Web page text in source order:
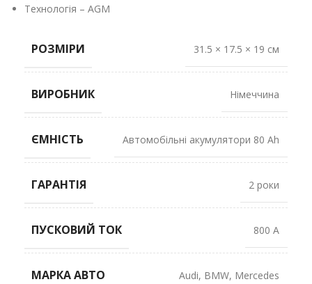
Технологія – AGM
РОЗМІРИ 31.5 × 17.5 × 19 см
ВИРОБНИК Німеччина
ЄМНІСТЬ Автомобільні акумулятори 80 Ah
ГАРАНТІЯ 2 роки
ПУСКОВИЙ ТОК 800 A
МАРКА АВТО Audi, BMW, Mercedes